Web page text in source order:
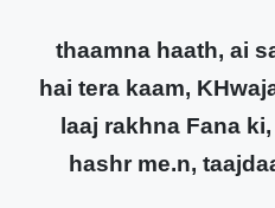
thaamna haath, ai
hai tera kaam,
laaj rakhna Fana
hashr me.n,